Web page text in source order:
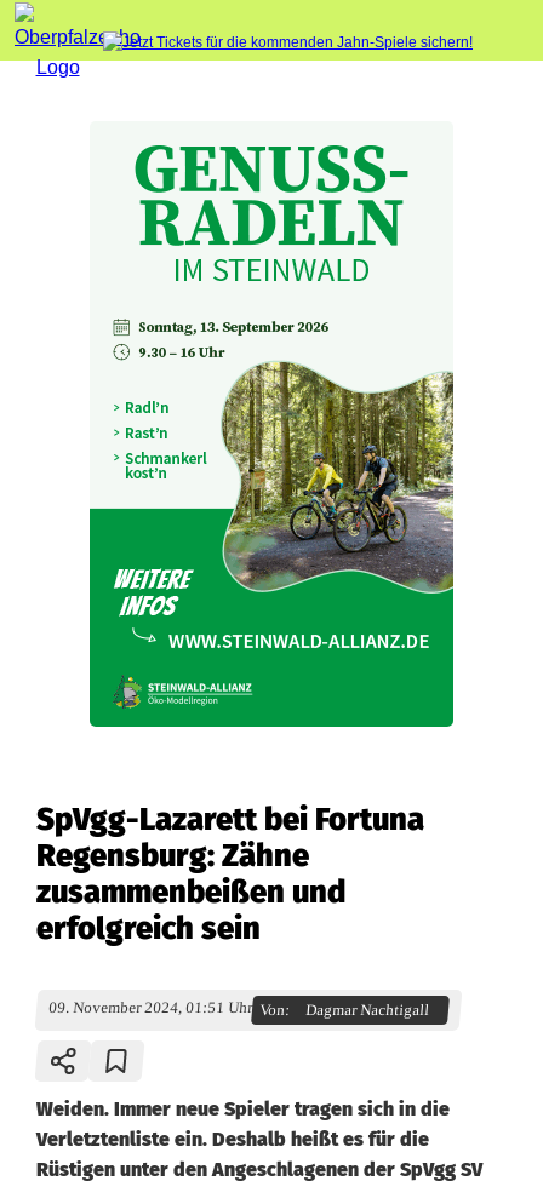
SpVgg-Lazarett bei Fortuna
Regensburg: Zähne
zusammenbeißen und
erfolgreich sein
09. November 2024, 01:51 Uhr Von: Dagmar Nachtigall
Weiden. Immer neue Spieler tragen sich in die
Verletztenliste ein. Deshalb heißt es für die
Rüstigen unter den Angeschlagenen der SpVgg SV